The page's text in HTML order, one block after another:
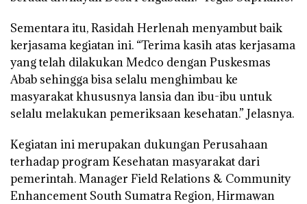
Sementara itu, Rasidah Herlenah menyambut baik
kerjasama kegiatan ini. “Terima kasih atas kerjasama
yang telah dilakukan Medco dengan Puskesmas
Abab sehingga bisa selalu menghimbau ke
masyarakat khususnya lansia dan ibu-ibu untuk
selalu melakukan pemeriksaan kesehatan.” Jelasnya.
Kegiatan ini merupakan dukungan Perusahaan
terhadap program Kesehatan masyarakat dari
pemerintah. Manager Field Relations & Community
Enhancement South Sumatra Region, Hirmawan